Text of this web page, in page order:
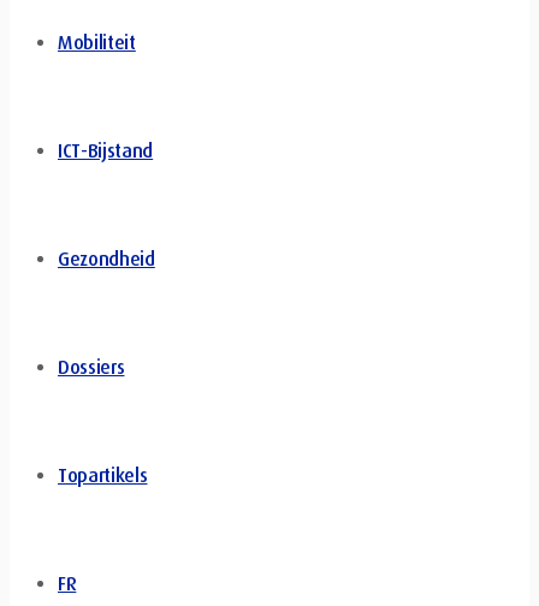
Mobiliteit
ICT-Bijstand
Gezondheid
Dossiers
Topartikels
FR